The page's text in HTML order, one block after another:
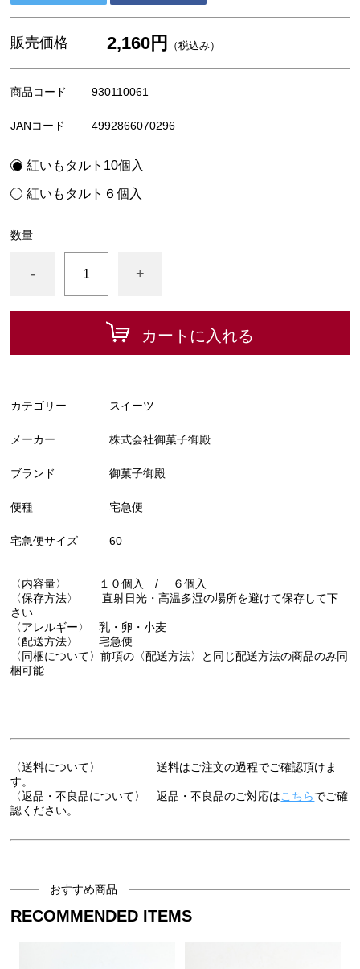
販売価格 2,160円 （税込み）
商品コード 930110061
JANコード 4992866070296
紅いもタルト10個入
紅いもタルト６個入
数量
- +
カートに入れる
カテゴリー スイーツ
メーカー 株式会社御菓子御殿
ブランド 御菓子御殿
便種 宅急便
宅急便サイズ 60
〈内容量〉 １０個入 / ６個入
〈保存方法〉 直射日光・高温多湿の場所を避けて保存して下
さい
〈アレルギー〉 乳・卵・小麦
〈配送方法〉 宅急便
〈同梱について〉前項の〈配送方法〉と同じ配送方法の商品のみ同
梱可能
〈送料について〉 送料はご注文の過程でご確認頂けま
す。
〈返品・不良品について〉 返品・不良品のご対応はこちらでご確
認ください。
おすすめ商品
RECOMMENDED ITEMS